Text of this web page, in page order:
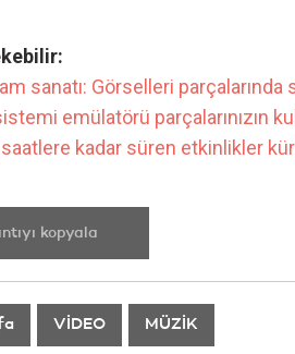
sanatı: Görselleri parçalarında
emülatörü parçalarınızın
kadar süren etkinlikler
kopyala
VİDEO MÜZİK